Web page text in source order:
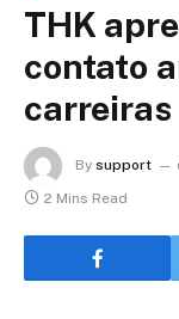
THK
contato
By support
2 Mins Read